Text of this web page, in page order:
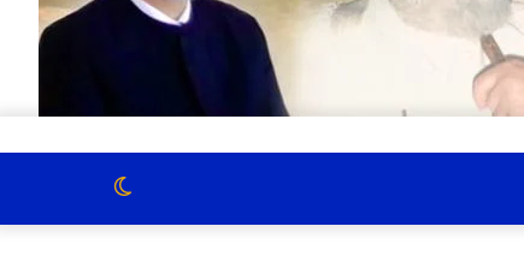
الوضع